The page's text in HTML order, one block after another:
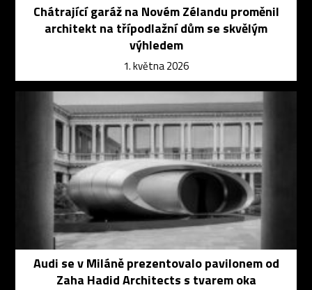
Chátrající garáž na Novém Zélandu proměnil
architekt na třípodlažní dům se skvělým
výhledem
1. května 2026
Audi se v Miláně prezentovalo pavilonem od
Zaha Hadid Architects s tvarem oka